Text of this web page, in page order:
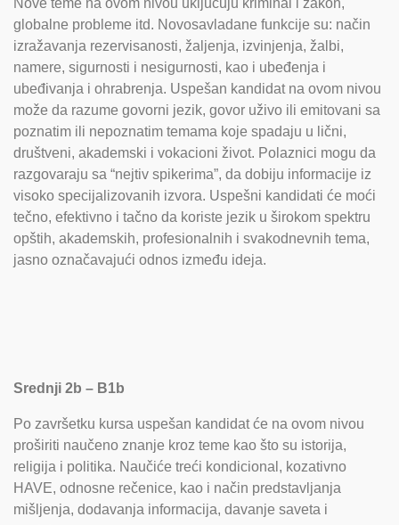
Srednji 2b – B1b
Po završetku kursa uspešan kandidat će na ovom nivou
proširiti naučeno znanje kroz teme kao što su istorija,
religija i politika. Naučiće treći kondicional, kozativno
HAVE, odnosne rečenice, kao i način predstavljanja
mišljenja, dodavanja informacija, davanje saveta i
globalne probleme itd. Novosavladane funkcije su: način
izražavanja rezervisanosti, žaljenja, izvinjenja, žalbi,
namere, sigurnosti i nesigurnosti, kao i ubeđenja i
ubeđivanja i ohrabrenja. Uspešan kandidat na ovom nivou
može da razume govorni jezik, govor uživo ili emitovani sa
poznatim ili nepoznatim temama koje spadaju u lični,
društveni, akademski i vokacioni život. Polaznici mogu da
razgovaraju sa “nejtiv spikerima”, da dobiju informacije iz
visoko specijalizovanih izvora. Uspešni kandidati će moći
tečno, efektivno i tačno da koriste jezik u širokom spektru
opštih, akademskih, profesionalnih i svakodnevnih tema,
jasno označavajući odnos između ideja.